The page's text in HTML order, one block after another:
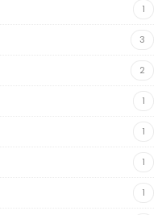
1
3
2
1
1
1
1